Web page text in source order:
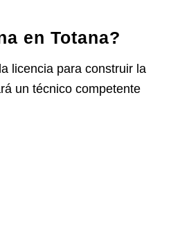
en Totana?
licencia para construir la
un técnico competente